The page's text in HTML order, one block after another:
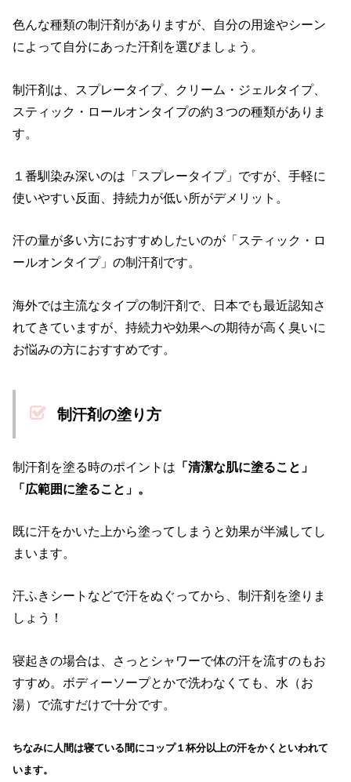
色んな種類の制汗剤がありますが、自分の用途やシーン
によって自分にあった汗剤を選びましょう。
制汗剤は、スプレータイプ、クリーム・ジェルタイプ、
スティック・ロールオンタイプの約３つの種類がありま
す。
１番馴染み深いのは「スプレータイプ」ですが、手軽に
使いやすい反面、持続力が低い所がデメリット。
汗の量が多い方におすすめしたいのが「スティック・ロ
ールオンタイプ」の制汗剤です。
海外では主流なタイプの制汗剤で、日本でも最近認知さ
れてきていますが、持続力や効果への期待が高く臭いに
お悩みの方におすすめです。
制汗剤の塗り方
制汗剤を塗る時のポイントは 「清潔な肌に塗ること」
「広範囲に塗ること」。
既に汗をかいた上から塗ってしまうと効果が半減してし
まいます。
汗ふきシートなどで汗をぬぐってから、制汗剤を塗りま
しょう！
寝起きの場合は、さっとシャワーで体の汗を流すのもお
すすめ。ボディーソープとかで洗わなくても、水（お
湯）で流すだけで十分です。
ちなみに人間は寝ている間にコップ１杯分以上の汗をかくといわれて
います。